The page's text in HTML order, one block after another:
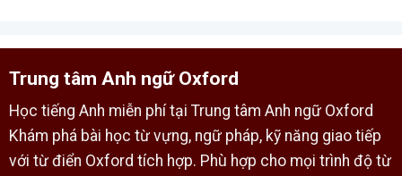
Trung tâm Anh ngữ Oxford
Học tiếng Anh miễn phí tại Trung tâm Anh ngữ Oxford
Khám phá bài học từ vựng, ngữ pháp, kỹ năng giao tiếp
với từ điển Oxford tích hợp. Phù hợp cho mọi trình độ từ